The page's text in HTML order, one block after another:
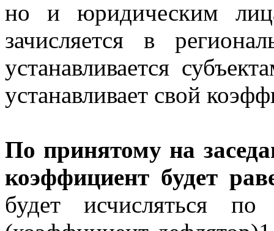
но и юридическим
зачисляется в
устанавливается
устанавливает свой
По принятому на
коэффициент будет
будет исчисляться